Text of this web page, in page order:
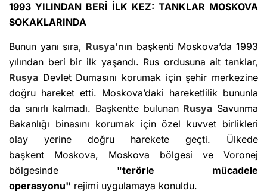
1993 YILINDAN BERİ İLK KEZ: TANKLAR MOSKOVA
SOKAKLARINDA
Bunun yanı sıra, Rusya’nın başkenti Moskova’da 1993
yılından beri bir ilk yaşandı. Rus ordusuna ait tanklar,
Rusya Devlet Dumasını korumak için şehir merkezine
doğru hareket etti. Moskova’daki hareketlilik bununla
da sınırlı kalmadı. Başkentte bulunan Rusya Savunma
Bakanlığı binasını korumak için özel kuvvet birlikleri
olay yerine doğru harekete geçti. Ülkede
başkent Moskova, Moskova bölgesi ve Voronej
bölgesinde "terörle mücadele
operasyonu" rejimi uygulamaya konuldu.